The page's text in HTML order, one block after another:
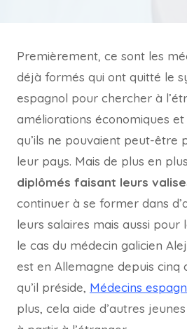
Premièrement, ce sont les
déjà formés qui ont quitté le
espagnol pour chercher à
améliorations économiques
qu’ils ne pouvaient peut-être
leur pays. Mais de plus en
diplômés faisant leurs
continuer à se former dans
leurs salaires mais aussi pour
le cas du médecin galicien
est en Allemagne depuis cinq
qu’il préside, Médecins
plus, cela aide d’autres